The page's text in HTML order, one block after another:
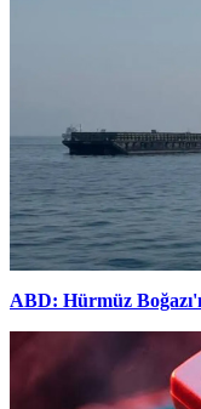
ABD: Hürmüz